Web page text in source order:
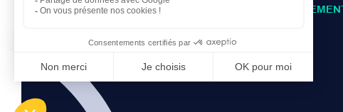
PARCOURS D’ACCOMPAGNEMENT
Accélération